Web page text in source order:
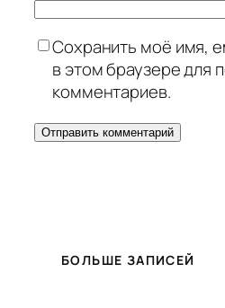
Сохранить моё имя,
в этом браузере для
комментариев.
БОЛЬШЕ ЗАПИСЕЙ